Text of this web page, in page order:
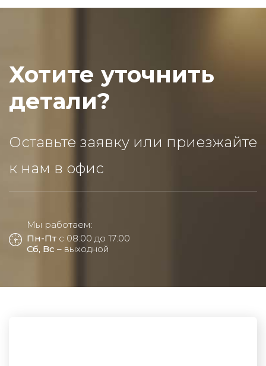
Хотите уточнить
детали?
Оставьте заявку или приезжайте
к нам в офис
Мы работаем:
Пн-Пт с 08:00 до 17:00
Сб, Вс – выходной